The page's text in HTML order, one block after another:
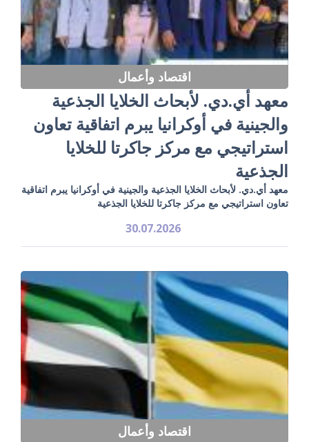
اقتصاد وأعمال
معهد أي.دي. لأبحاث الخلايا الجذعية
والجينية في أوكرانيا يبرم اتفاقية تعاون
استراتيجي مع مركز جاكرتا للخلايا
الجذعية
معهد أي.دي. لأبحاث الخلايا الجذعية والجينية في أوكرانيا يبرم اتفاقية
تعاون استراتيجي مع مركز جاكرتا للخلايا الجذعية
30.07.2026
اقتصاد وأعمال